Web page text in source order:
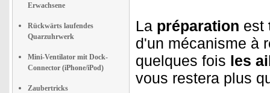
Erwachsene
Rückwärts laufendes
Quarzuhrwerk
Mini-Ventilator mit Dock-
Connector (iPhone/iPod)
Zaubertricks
La préparation est
d'un mécanisme à
quelques fois les
vous restera plus